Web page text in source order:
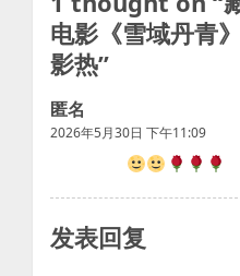
电影《雪域丹青
影热”
匿名
2026年5月30日 下午11:09
发表回复